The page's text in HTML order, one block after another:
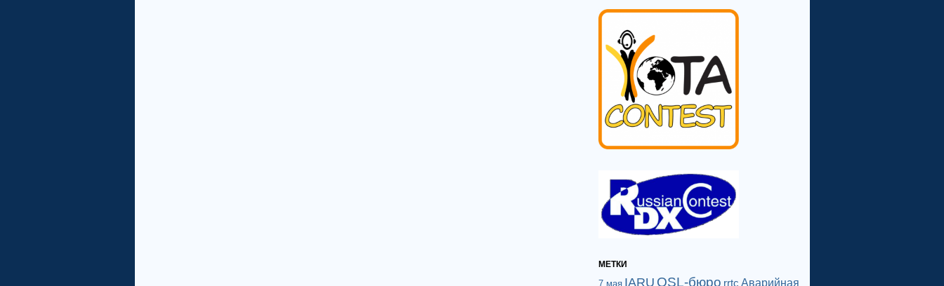
МЕТКИ
7 мая IARU QSL-бюро rrtc Аварийная